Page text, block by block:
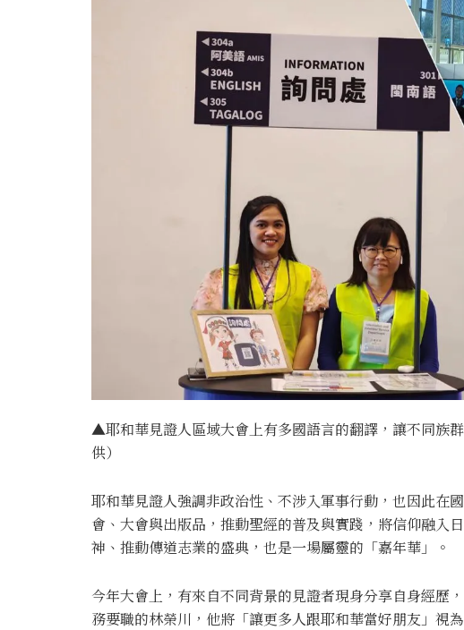
▲耶和華見證人區域大會上有多國語言的翻譯，讓不同族
供）
耶和華見證人強調非政治性、不涉入軍事行動，也因此在
會、大會與出版品，推動聖經的普及與實踐，將信仰融入
神、推動傳道志業的盛典，也是一場屬靈的「嘉年華」。
今年大會上，有來自不同背景的見證者現身分享自身經歷
務要職的林榮川，他將「讓更多人跟耶和華當好朋友」視